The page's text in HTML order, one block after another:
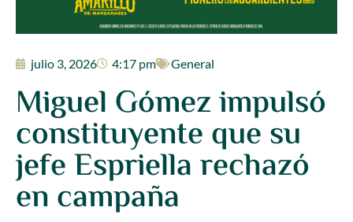
julio 3, 2026 4:17 pm General
Miguel Gómez impulsó
constituyente que su
jefe Espriella rechazó
en campaña